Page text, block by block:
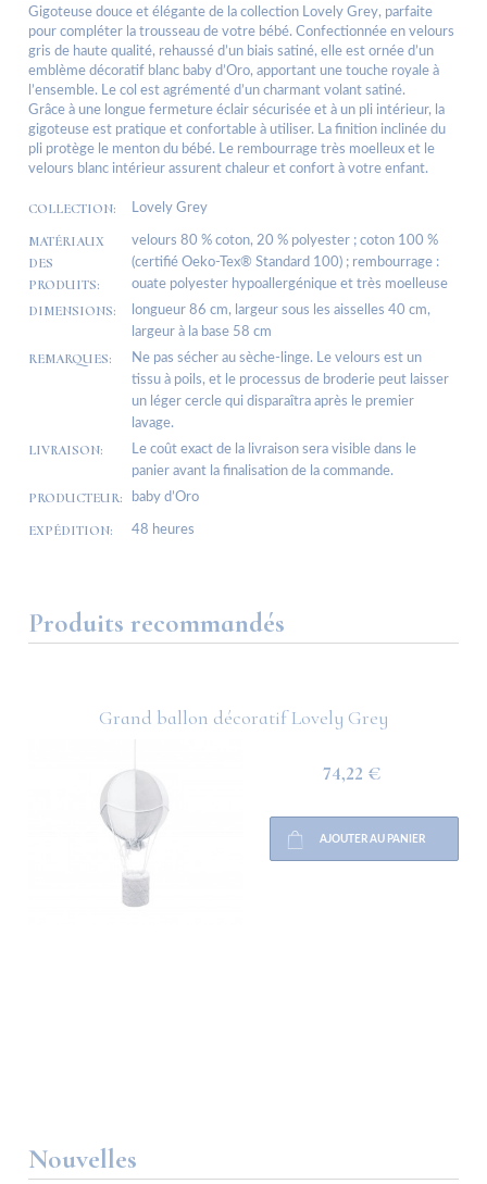
Gigoteuse douce et élégante de la collection Lovely Grey, parfaite
pour compléter la trousseau de votre bébé. Confectionnée en velours
gris de haute qualité, rehaussé d’un biais satiné, elle est ornée d’un
emblème décoratif blanc baby d’Oro, apportant une touche royale à
l’ensemble. Le col est agrémenté d’un charmant volant satiné.
Grâce à une longue fermeture éclair sécurisée et à un pli intérieur, la
gigoteuse est pratique et confortable à utiliser. La finition inclinée du
pli protège le menton du bébé. Le rembourrage très moelleux et le
velours blanc intérieur assurent chaleur et confort à votre enfant.
COLLECTION: Lovely Grey
MATÉRIAUX
DES
PRODUITS:
velours 80 % coton, 20 % polyester ; coton 100 %
(certifié Oeko-Tex® Standard 100) ; rembourrage :
ouate polyester hypoallergénique et très moelleuse
DIMENSIONS:
longueur 86 cm, largeur sous les aisselles 40 cm,
largeur à la base 58 cm
REMARQUES:
Ne pas sécher au sèche-linge. Le velours est un
tissu à poils, et le processus de broderie peut laisser
un léger cercle qui disparaîtra après le premier
lavage.
LIVRAISON:
Le coût exact de la livraison sera visible dans le
panier avant la finalisation de la commande.
PRODUCTEUR: baby d’Oro
EXPÉDITION: 48 heures
Produits recommandés
Grand ballon décoratif Lovely Grey
74,22 €
AJOUTER AU PANIER
Nouvelles